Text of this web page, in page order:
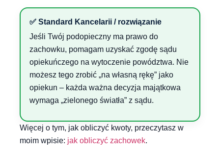
✅ Standard Kancelarii / rozwiązanie
Jeśli Twój podopieczny ma prawo do
zachowku, pomagam uzyskać zgodę sądu
opiekuńczego na wytoczenie powództwa. Nie
możesz tego zrobić „na własną rękę” jako
opiekun – każda ważna decyzja majątkowa
wymaga „zielonego światła” z sądu.
Więcej o tym, jak obliczyć kwoty, przeczytasz w
moim wpisie: jak obliczyć zachowek.